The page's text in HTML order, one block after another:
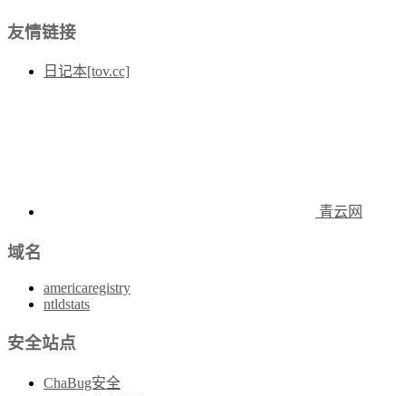
友情链接
日记本[tov.cc]
青云网
域名
americaregistry
ntldstats
安全站点
ChaBug安全